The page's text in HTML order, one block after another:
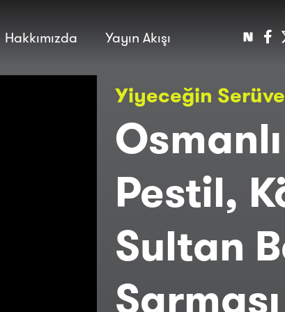
Macera
Popüler
Hakkımızda Yayın Akışı
Yiyeceğin
Pestil,
Sultan
Sarması